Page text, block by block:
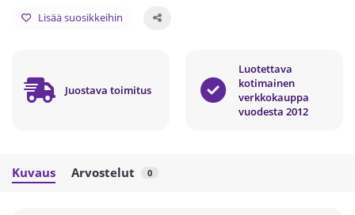
Lisää suosikkeihin
Juostava toimitus
Luotettava
kotimainen
verkkokauppa
vuodesta 2012
Kuvaus Arvostelut 0